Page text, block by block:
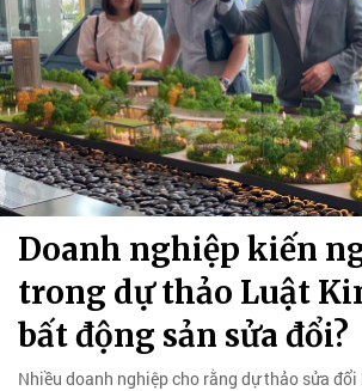
Doanh nghiệp kiến
trong dự thảo Luật
bất động sản sửa đổi?
Nhiều doanh nghiệp cho rằng dự thảo sửa